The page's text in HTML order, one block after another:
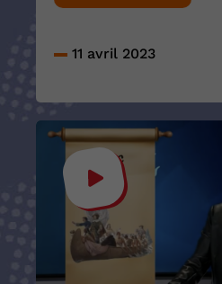
11 avril 2023